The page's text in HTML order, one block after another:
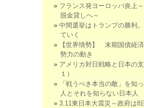
フランス発ヨーロッパ炎上
脱金貸しへ～
中間選挙はトランプの勝利
ていく
【世界情勢】 末期国債経
勢力の動き
アメリカ対日戦略と日本の
１）
「戦うべき本当の敵」を知
人とそれを知らない日本人
3.11東日本大震災～政府は8